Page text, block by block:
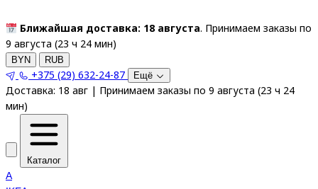
Ближайшая доставка: 18 августа. Принимаем заказы по
9 августа (23 ч 24 мин)
BYN RUB
+375 (29) 632-24-87 Ещё
Доставка: 18 авг | Принимаем заказы по 9 августа (23 ч 24
мин)
Каталог
A